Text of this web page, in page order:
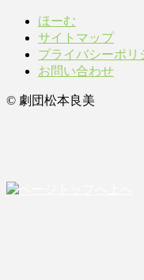
ほーむ
サイトマップ
プライバシーポリ
お問い合わせ
© 劇団松本良美